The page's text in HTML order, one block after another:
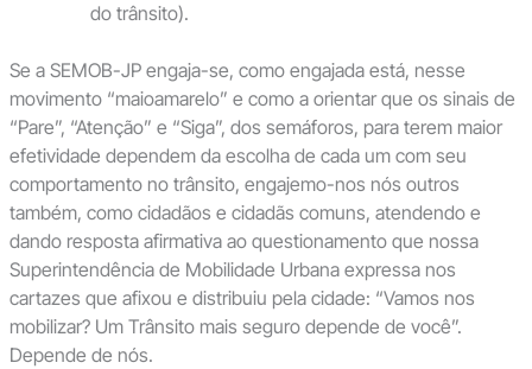
do trânsito).
Se a SEMOB-JP engaja-se, como engajada está, nesse
movimento “maioamarelo” e como a orientar que os sinais de
“Pare”, “Atenção” e “Siga”, dos semáforos, para terem maior
efetividade dependem da escolha de cada um com seu
comportamento no trânsito, engajemo-nos nós outros
também, como cidadãos e cidadãs comuns, atendendo e
dando resposta afirmativa ao questionamento que nossa
Superintendência de Mobilidade Urbana expressa nos
cartazes que afixou e distribuiu pela cidade: “Vamos nos
mobilizar? Um Trânsito mais seguro depende de você”.
Depende de nós.